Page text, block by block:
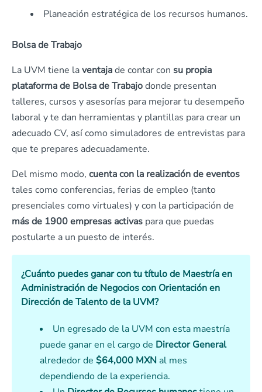
Planeación estratégica de los recursos humanos.
Bolsa de Trabajo
La UVM tiene laventajade contar con su propia
plataforma de Bolsa de Trabajodonde presentan
talleres, cursos y asesorías para mejorar tu desempeño
laboral y te dan herramientas y plantillas para crear un
adecuado CV, así como simuladores de entrevistas para
que te prepares adecuadamente.
Del mismo modo, cuenta con la realización de eventos
tales como conferencias, ferias de empleo (tanto
presenciales como virtuales) y con la participación de
más de 1900 empresas activas para que puedas
postularte a un puesto de interés.
¿Cuánto puedes ganar con tu título de Maestría en
Administración de Negocios con Orientación en
Dirección de Talento de la UVM?
Un egresado de la UVM con esta maestría
puede ganar en el cargo de Director General
alrededor de $64,000 MXN al mes
dependiendo de la experiencia.